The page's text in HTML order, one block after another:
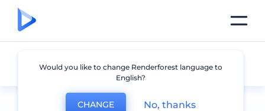
Tous les logos
Would you like to change Renderforest language to
English?
CHANGE No, thanks